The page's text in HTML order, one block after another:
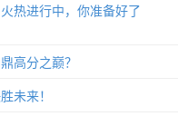
热进行中，你准备好了
高分之巅？
未来！